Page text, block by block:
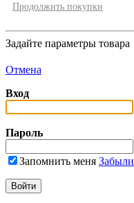
Продолжить покупки
Задайте параметры товара
Отмена
Вход
Пароль
Запомнить меня